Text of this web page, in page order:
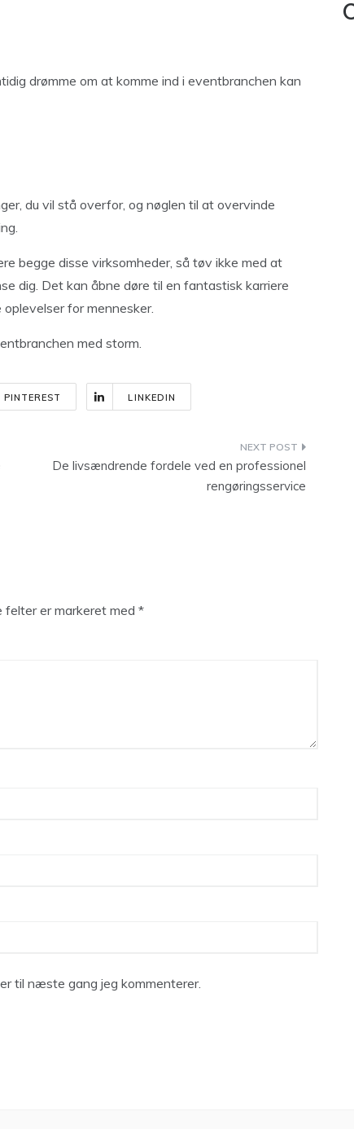
drømme om at komme ind i eventbranchen kan
du vil stå overfor, og nøglen til at overvinde
begge disse virksomheder, så tøv ikke med at
dig. Det kan åbne døre til en fantastisk karriere
for mennesker.
med storm.
PINTEREST LINKEDIN
De livsændrende fordele ved en professionel
rengøringsservice
er markeret med *
til næste gang jeg kommenterer.